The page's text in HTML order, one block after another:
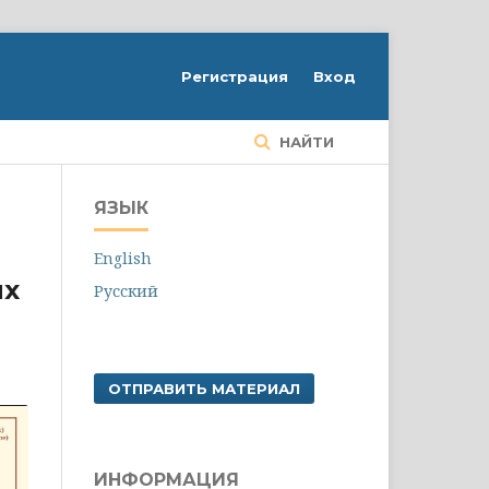
НАЙТИ
Регистрация Вход
ЯЗЫК
English
Русский
ОТПРАВИТЬ МАТЕРИАЛ
ИНФОРМАЦИЯ